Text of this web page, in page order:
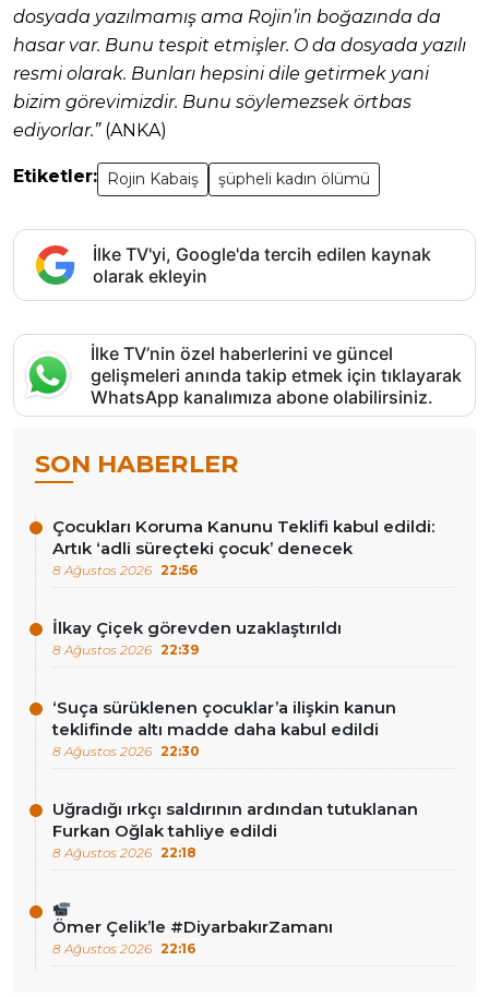
dosyada yazılmamış ama Rojin’in boğazında da
hasar var. Bunu tespit etmişler. O da dosyada yazılı
resmi olarak. Bunları hepsini dile getirmek yani
bizim görevimizdir. Bunu söylemezsek örtbas
ediyorlar.” (ANKA)
Etiketler: Rojin Kabaiş şüpheli kadın ölümü
İlke TV'yi, Google'da tercih edilen kaynak
olarak ekleyin
İlke TV’nin özel haberlerini ve güncel
gelişmeleri anında takip etmek için tıklayarak
WhatsApp kanalımıza abone olabilirsiniz.
SON HABERLER
Çocukları Koruma Kanunu Teklifi kabul edildi:
Artık ‘adli süreçteki çocuk’ denecek
8 Ağustos 2026 22:56
İlkay Çiçek görevden uzaklaştırıldı
8 Ağustos 2026 22:39
‘Suça sürüklenen çocuklar’a ilişkin kanun
teklifinde altı madde daha kabul edildi
8 Ağustos 2026 22:30
Uğradığı ırkçı saldırının ardından tutuklanan
Furkan Oğlak tahliye edildi
8 Ağustos 2026 22:18
Ömer Çelik’le #DiyarbakırZamanı
8 Ağustos 2026 22:16